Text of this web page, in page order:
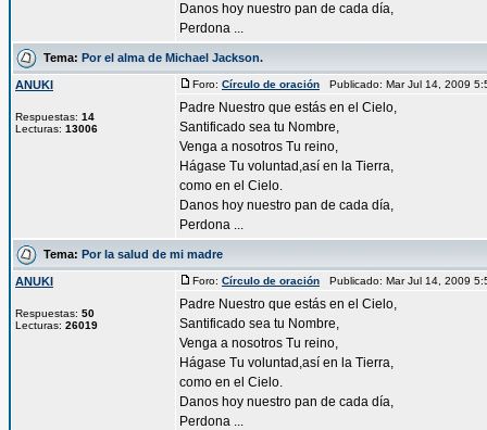
Danos hoy nuestro pan de cada día,
Perdona ...
Tema: Por el alma de Michael Jackson.
ANUKI
Respuestas: 14
Lecturas: 13006
Foro: Círculo de oración Publicado: Mar Jul 14, 2009
Padre Nuestro que estás en el Cielo,
Santificado sea tu Nombre,
Venga a nosotros Tu reino,
Hágase Tu voluntad,así en la Tierra,
como en el Cielo.
Danos hoy nuestro pan de cada día,
Perdona ...
Tema: Por la salud de mi madre
ANUKI
Respuestas: 50
Lecturas: 26019
Foro: Círculo de oración Publicado: Mar Jul 14, 2009
Padre Nuestro que estás en el Cielo,
Santificado sea tu Nombre,
Venga a nosotros Tu reino,
Hágase Tu voluntad,así en la Tierra,
como en el Cielo.
Danos hoy nuestro pan de cada día,
Perdona ...